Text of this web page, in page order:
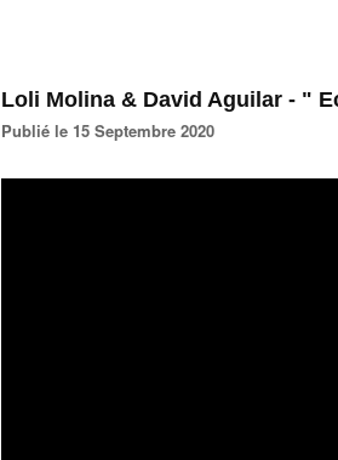
Loli Molina & David Aguilar - "
Publié le 15 Septembre 2020